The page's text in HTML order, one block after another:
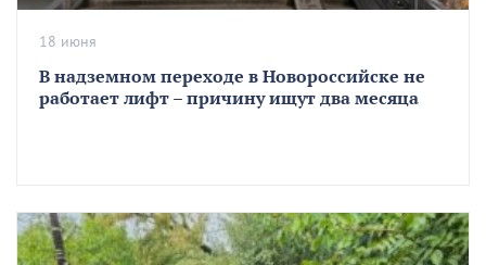
В надземном переходе в Новороссийске не
работает лифт – причину ищут два месяца
18 июня